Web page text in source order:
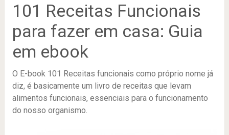
101 Receitas Funcionais
para fazer em casa: Guia
em ebook
O E-book 101 Receitas funcionais como próprio nome já
diz, é basicamente um livro de receitas que levam
alimentos funcionais, essenciais para o funcionamento
do nosso organismo.